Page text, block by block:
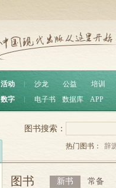
活动 沙龙 公益
培训
数字
电子书 数据库 APP
图书搜索：
热门图书： 辞
图书 新书 常备